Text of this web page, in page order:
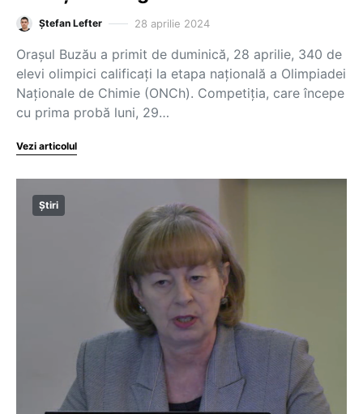
Ștefan Lefter 28 aprilie 2024
Orașul Buzău a primit de duminică, 28 aprilie, 340 de
elevi olimpici calificați la etapa națională a Olimpiadei
Naționale de Chimie (ONCh). Competiția, care începe
cu prima probă luni, 29…
Vezi articolul
Știri